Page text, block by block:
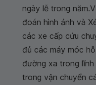
ngày lễ trong
đoán hình ảnh và
các xe cấp cứu
đủ các máy móc
đường xa trong
trong vận chuyển